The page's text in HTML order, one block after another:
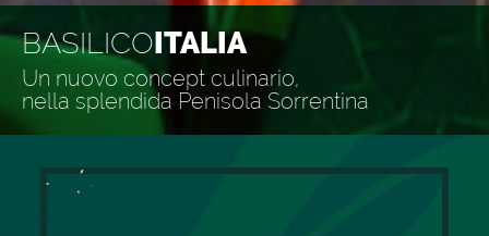
BASILICOITALIA
Un nuovo concept culinario,
nella splendida Penisola Sorrentina